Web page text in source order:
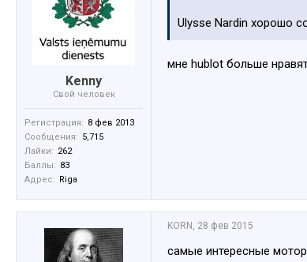
Kenny
Свой человек
Регистрация: 8 фев 2013
Сообщения: 5,715
Лайки: 262
Баллы: 83
Адрес: Riga
Ulysse Nardin хорошо
мне hublot больше
KORN , 28 фев 2015
самые интересные